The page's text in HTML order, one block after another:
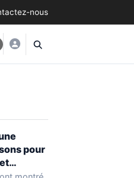
nous
pour
à